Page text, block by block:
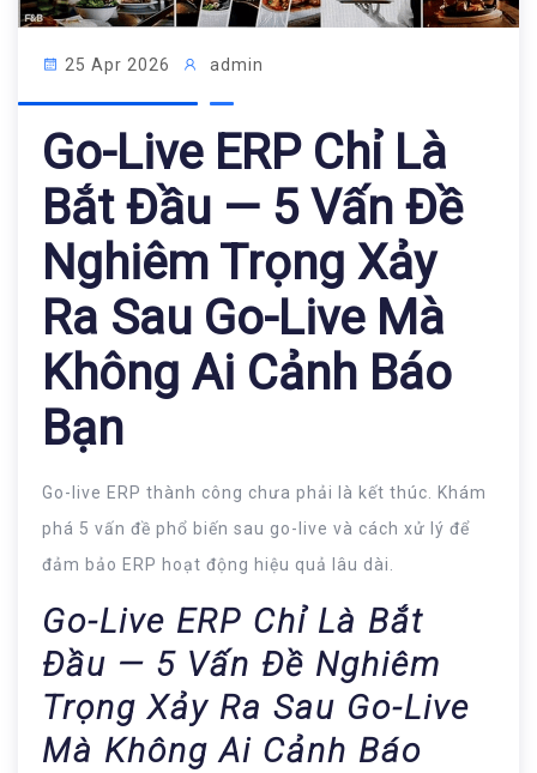
25 Apr 2026 admin
Go-Live ERP Chỉ Là
Bắt Đầu — 5 Vấn Đề
Nghiêm Trọng Xảy
Ra Sau Go-Live Mà
Không Ai Cảnh Báo
Bạn
Go-live ERP thành công chưa phải là kết thúc. Khám
phá 5 vấn đề phổ biến sau go-live và cách xử lý để
đảm bảo ERP hoạt động hiệu quả lâu dài.
Go-Live ERP Chỉ Là Bắt
Đầu — 5 Vấn Đề Nghiêm
Trọng Xảy Ra Sau Go-Live
Mà Không Ai Cảnh Báo